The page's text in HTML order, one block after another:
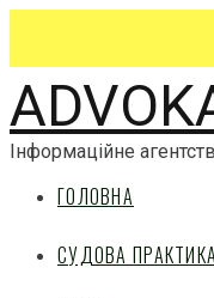
Інформаційне
ГОЛОВНА
СУДОВА